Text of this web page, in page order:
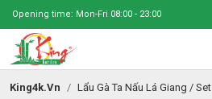
Opening time: Mon-Fri 08:00 - 23:00
King4k.vn Lẩu Gà Ta Nấu Lá Giang / Set